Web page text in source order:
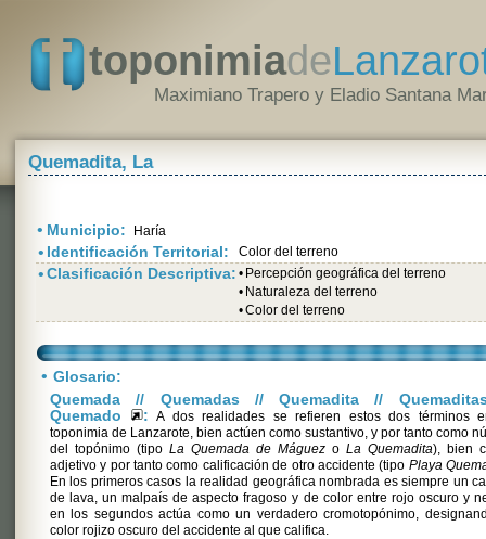
toponimiade
Maximiano Trapero y Eladio Santana
Quemadita, La
• Municipio: Haría
• Identificación Territorial: Color del terreno
•Clasificación Descriptiva: • Percepción geográfica del terreno
• Naturaleza del terreno
•Color del terreno
• Glosario:
Quemada // Quemadas // Quemadita //
Quemado
: A dos realidades se refieren estos dos términos
toponimia de Lanzarote, bien actúen como sustantivo, y por tanto como
del topónimo (tipo La Quemada de Máguez o La Quemadita), bien
adjetivo y por tanto como calificación de otro accidente (tipo Playa
En los primeros casos la realidad geográfica nombrada es siempre un
de lava, un malpaís de aspecto fragoso y de color entre rojo oscuro y
en los segundos actúa como un verdadero cromotopónimo,
color rojizo oscuro del accidente al que califica.